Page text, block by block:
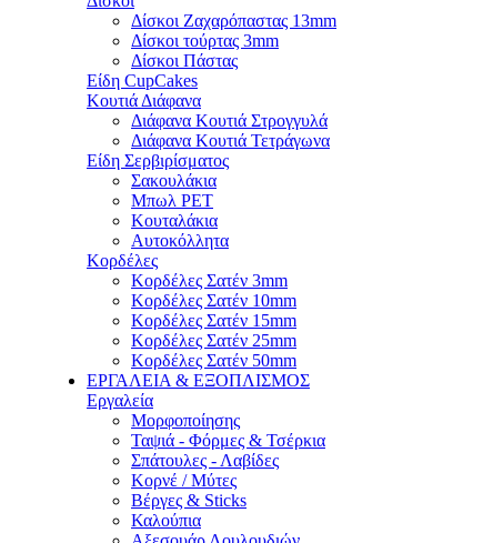
Δίσκοι Ζαχαρόπαστας 13mm
Δίσκοι τούρτας 3mm
Δίσκοι Πάστας
Είδη CupCakes
Κουτιά Διάφανα
Διάφανα Κουτιά Στρογγυλά
Διάφανα Κουτιά Τετράγωνα
Είδη Σερβιρίσματος
Σακουλάκια
Μπωλ PET
Κουταλάκια
Αυτοκόλλητα
Κορδέλες
Κορδέλες Σατέν 3mm
Κορδέλες Σατέν 10mm
Κορδέλες Σατέν 15mm
Κορδέλες Σατέν 25mm
Κορδέλες Σατέν 50mm
ΕΡΓΑΛΕΙΑ & ΕΞΟΠΛΙΣΜΟΣ
Εργαλεία
Μορφοποίησης
Ταψιά - Φόρμες & Τσέρκια
Σπάτουλες - Λαβίδες
Κορνέ / Μύτες
Βέργες & Sticks
Καλούπια